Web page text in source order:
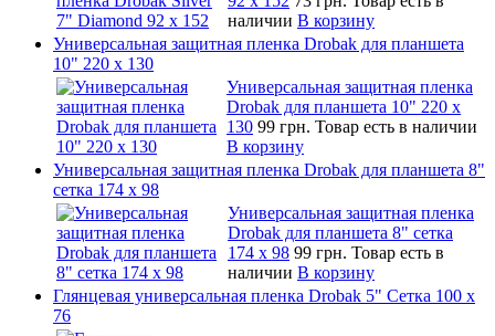
наличии В корзину
Универсальная защитная пленка Drobak для планшета
10" 220 x 130
Универсальная защитная пленка
Drobak для планшета 10" 220 x
130 99 грн. Товар есть в наличии
В корзину
Универсальная защитная пленка Drobak для планшета 8"
сетка 174 x 98
Универсальная защитная пленка
Drobak для планшета 8" сетка
174 x 98 99 грн. Товар есть в
наличии В корзину
Глянцевая универсальная пленка Drobak 5" Сетка 100 x
76